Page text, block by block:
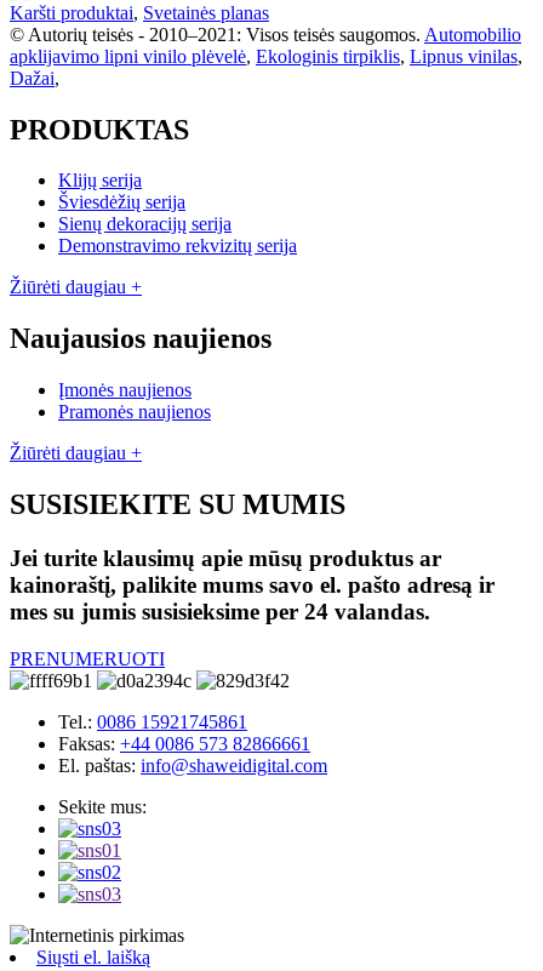
Karšti produktai, Svetainės planas
© Autorių teisės - 2010–2021: Visos teisės saugomos. Automobilio
apklijavimo lipni vinilo plėvelė, Ekologinis tirpiklis, Lipnus vinilas,
Dažai,
PRODUKTAS
Klijų serija
Šviesdėžių serija
Sienų dekoracijų serija
Demonstravimo rekvizitų serija
Žiūrėti daugiau +
Naujausios naujienos
Įmonės naujienos
Pramonės naujienos
Žiūrėti daugiau +
SUSISIEKITE SU MUMIS
Jei turite klausimų apie mūsų produktus ar
kainoraštį, palikite mums savo el. pašto adresą ir
mes su jumis susisieksime per 24 valandas.
PRENUMERUOTI
Tel.: 0086 15921745861
Faksas: +44 0086 573 82866661
El. paštas: info@shaweidigital.com
Sekite mus:
Siųsti el. laišką